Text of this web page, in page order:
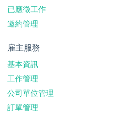
已應徵工作
邀約管理
雇主服務
基本資訊
工作管理
公司單位管理
訂單管理